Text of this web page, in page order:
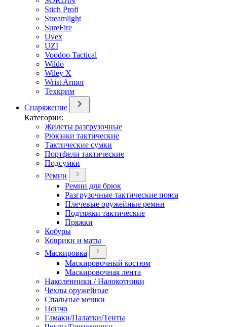
Stich Profi
Streamlight
SureFire
Uvex
UZI
Voodoo Tactical
Wildo
Wiley X
Wrist Armor
Техкрим
Снаряжение
Категории:
Жилеты разгрузочные
Рюкзаки тактические
Тактические сумки
Портфели тактические
Подсумки
Ремни
Ремни для брюк
Разгрузочные тактические пояса
Плечевые оружейные ремни
Подтяжки тактические
Пряжки
Кобуры
Коврики и маты
Маскировка
Маскировочный костюм
Маскировочная лента
Наколенники / Налокотники
Чехлы оружейные
Спальные мешки
Пончо
Гамаки/Палатки/Тенты